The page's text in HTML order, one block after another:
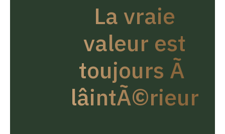
La vraie
valeur est
toujours Ã
lâintÃ©rieur